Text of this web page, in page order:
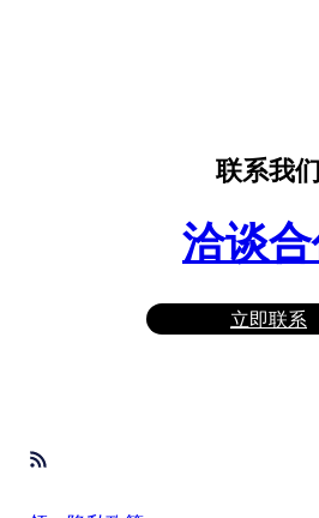
联系我们
洽谈
立即联系
RSS Feed